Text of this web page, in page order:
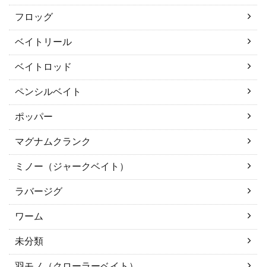
フロッグ
ベイトリール
ベイトロッド
ペンシルベイト
ポッパー
マグナムクランク
ミノー（ジャークベイト）
ラバージグ
ワーム
未分類